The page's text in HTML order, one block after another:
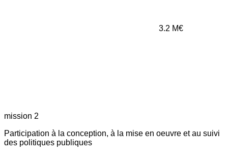
3.2 M€
mission 2
Participation à la conception, à la mise en oeuvre et au suivi
des politiques publiques